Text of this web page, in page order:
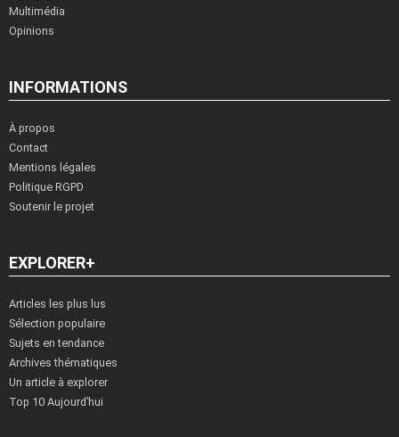
Multimédia
Opinions
INFORMATIONS
À propos
Contact
Mentions légales
Politique RGPD
Soutenir le projet
EXPLORER+
Articles les plus lus
Sélection populaire
Sujets en tendance
Archives thématiques
Un article à explorer
Top 10 Aujourd’hui